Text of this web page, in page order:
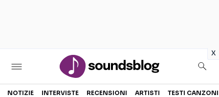
x
Sezioni
NOTIZIE INTERVISTE RECENSIONI ARTISTI TESTI CANZONI